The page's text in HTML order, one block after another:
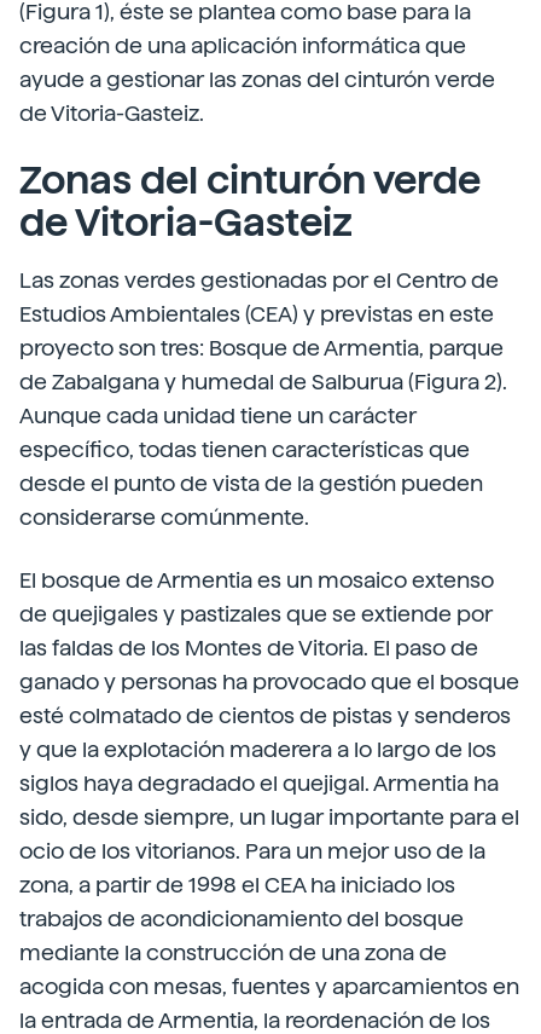
(Figura 1), éste se plantea como base para la
creación de una aplicación informática que
ayude a gestionar las zonas del cinturón verde
de Vitoria-Gasteiz.
Zonas del cinturón verde
de Vitoria-Gasteiz
Las zonas verdes gestionadas por el Centro de
Estudios Ambientales (CEA) y previstas en este
proyecto son tres: Bosque de Armentia, parque
de Zabalgana y humedal de Salburua (Figura 2).
Aunque cada unidad tiene un carácter
específico, todas tienen características que
desde el punto de vista de la gestión pueden
considerarse comúnmente.
El bosque de Armentia es un mosaico extenso
de quejigales y pastizales que se extiende por
las faldas de los Montes de Vitoria. El paso de
ganado y personas ha provocado que el bosque
esté colmatado de cientos de pistas y senderos
y que la explotación maderera a lo largo de los
siglos haya degradado el quejigal. Armentia ha
sido, desde siempre, un lugar importante para el
ocio de los vitorianos. Para un mejor uso de la
zona, a partir de 1998 el CEA ha iniciado los
trabajos de acondicionamiento del bosque
mediante la construcción de una zona de
acogida con mesas, fuentes y aparcamientos en
la entrada de Armentia, la reordenación de los